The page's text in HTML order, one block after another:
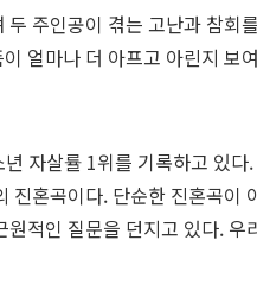
주인공이 겪는 고난과 참회
얼마나 더 아프고 아린지 보
자살률 1위를 기록하고 있
진혼곡이다. 단순한 진혼곡
적인 질문을 던지고 있다.